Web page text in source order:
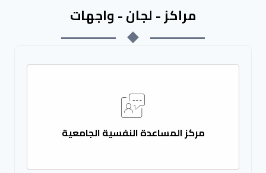
مراكز - لجان - واجهات
مركز المساعدة النفسية الجامعية